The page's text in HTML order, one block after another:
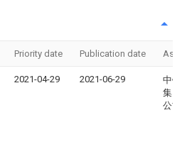
Priority date Publication date
2021-04-29 2021-06-29
中铁
集团
公司